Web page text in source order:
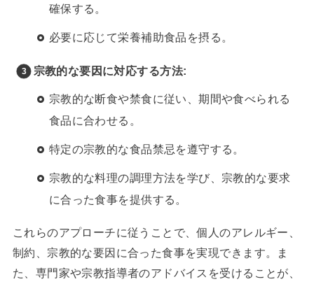
確保する。
必要に応じて栄養補助食品を摂る。
宗教的な要因に対応する方法:
宗教的な断食や禁食に従い、期間や食べられる
食品に合わせる。
特定の宗教的な食品禁忌を遵守する。
宗教的な料理の調理方法を学び、宗教的な要求
に合った食事を提供する。
これらのアプローチに従うことで、個人のアレルギー、
制約、宗教的な要因に合った食事を実現できます。ま
た、専門家や宗教指導者のアドバイスを受けることが、